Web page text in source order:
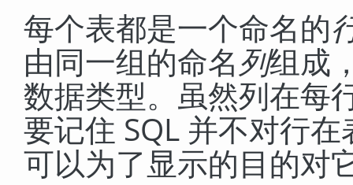
每个表都是一个命名的
由同一组的命名列组成
数据类型。虽然列在每
要记住 SQL 并不对行
可以为了显示的目的对